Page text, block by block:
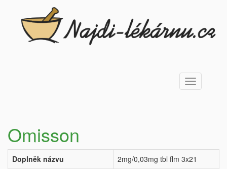
Toggle
navigation
Omisson
Doplněk názvu
2mg/0,03mg tbl flm 3x21